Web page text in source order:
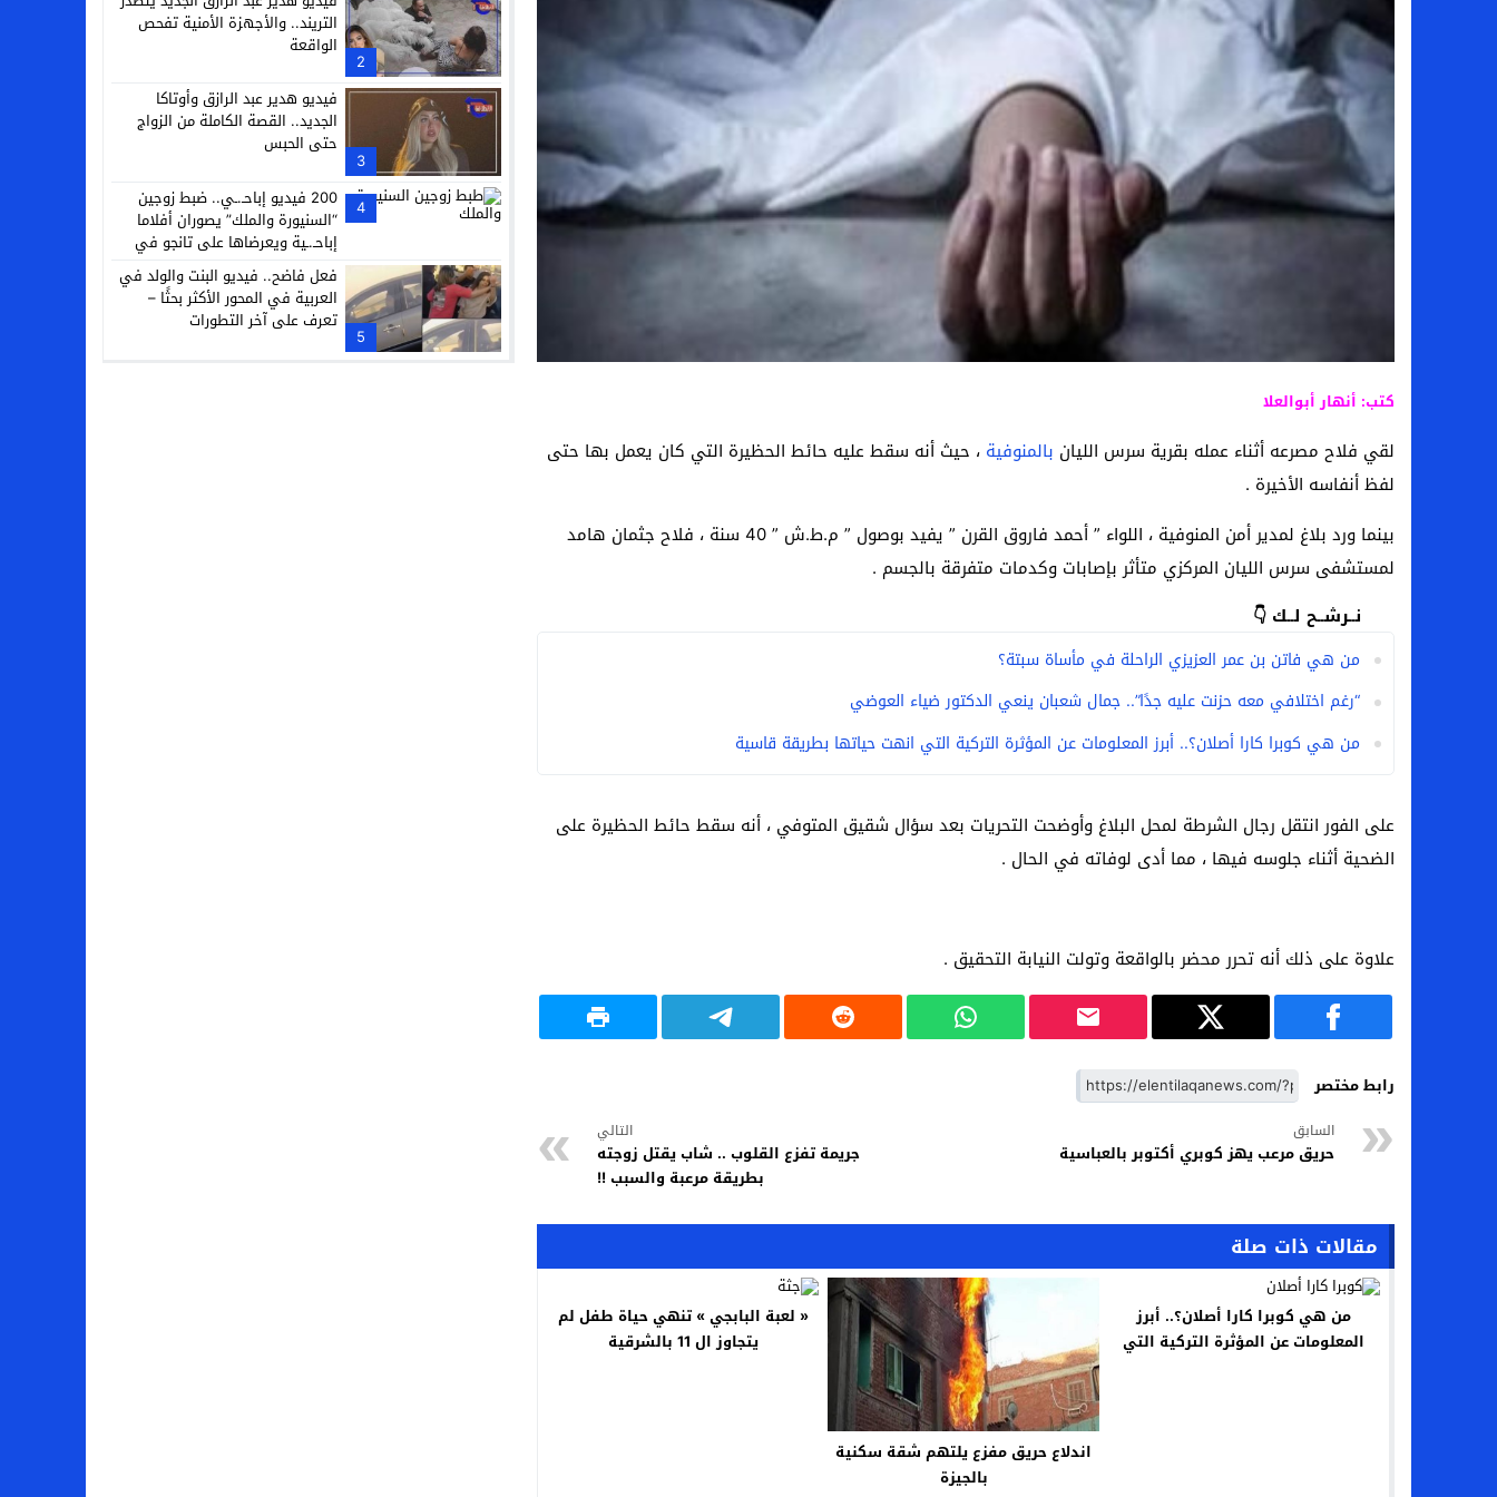
لماذا تنجح بعض الحملات التسويقية بينما تفشل أخرى في السوق السعودي؟
بعد فسخ عقده.. حصاد وأرقام سيف الدين الجزيري مع الزمالك
السيرة الذاتية للدكتورة آيات حسن شمس الدين عميد كلية “آداب كفر الشيخ”
سامو كوستا في معسكر النصر السعودي.. هل انتهت أزمة العالمي المالية؟
كتب: أنهار أبوالعلا
لقي فلاح مصرعه أثناء عمله بقرية سرس الليان بالمنوفية ، حيث أنه سقط عليه حائط الحظيرة التي كان يعمل بها حتى
لفظ أنفاسه الأخيرة .
بينما ورد بلاغ لمدير أمن المنوفية ، اللواء ” أحمد فاروق القرن ” يفيد بوصول ” م.ط.ش ” 40 سنة ، فلاح جثمان هامد
لمستشفى سرس الليان المركزي متأثر بإصابات وكدمات متفرقة بالجسم .
نــرشــح لــك 👇
من هي فاتن بن عمر العزيزي الراحلة في مأساة سبتة؟
“رغم اختلافي معه حزنت عليه جدًا”.. جمال شعبان ينعي الدكتور ضياء العوضي
من هي كوبرا كارا أصلان؟.. أبرز المعلومات عن المؤثرة التركية التي انهت حياتها بطريقة قاسية
على الفور انتقل رجال الشرطة لمحل البلاغ وأوضحت التحريات بعد سؤال شقيق المتوفي ، أنه سقط حائط الحظيرة على
الضحية أثناء جلوسه فيها ، مما أدى لوفاته في الحال .
علاوة على ذلك أنه تحرر محضر بالواقعة وتولت النيابة التحقيق .
رابط مختصر
السابق
حريق مرعب يهز كوبري أكتوبر بالعباسية
التالي
جريمة تفزع القلوب .. شاب يقتل زوجته
بطريقة مرعبة والسبب !!
مقالات ذات صلة
من هي كوبرا كارا أصلان؟.. أبرز
المعلومات عن المؤثرة التركية التي
اندلاع حريق مفزع يلتهم شقة سكنية
بالجيزة
« لعبة البابجي » تنهي حياة طفل لم
يتجاوز ال 11 بالشرقية
2
التريند.. والأجهزة الأمنية تفحص
الواقعة
3
فيديو هدير عبد الرازق وأوتاكا
الجديد.. القصة الكاملة من الزواج
حتى الحبس
4
200 فيديو إباحـ.ـي.. ضبط زوجين
“السنيورة والملك” يصوران أفلاما
إباحـ.ـية ويعرضاها على تانجو في
فيصل
5
فعل فاضح.. فيديو البنت والولد في
العربية في المحور الأكثر بحثًا –
تعرف على آخر التطورات